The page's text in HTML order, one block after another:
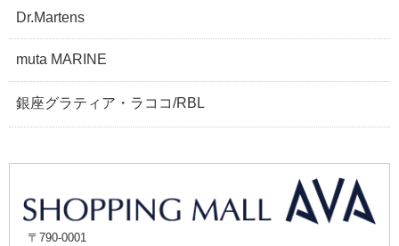
Dr.Martens
muta MARINE
銀座グラティア・ラココ/RBL
〒790-0001